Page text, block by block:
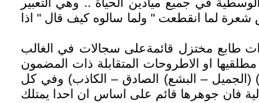
في جميع ميادين الحياة .. وهي التعبير
شعرة لما انقطعت " ولما سالوه كيف قال " اذا
ذات طابع مختزل قائمةعلى سجالات في الغالب
او الاطروحات المتقابلة ذات المضمون
) (الجميل – البشع) الصادق – الكاذب) وفي كل
فان جوهرها قائم على اساس ان احدا يمتلك